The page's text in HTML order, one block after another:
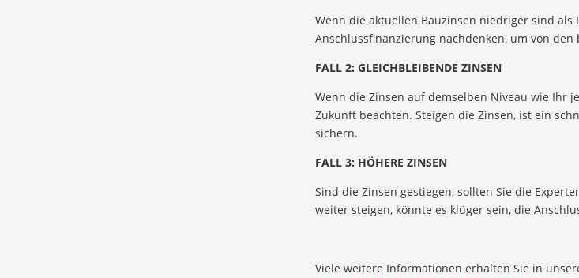
Wenn die aktuellen Bauzinsen niedriger sind als
Anschlussfinanzierung nachdenken, um von
FALL 2: GLEICHBLEIBENDE ZINSEN
Wenn die Zinsen auf demselben Niveau wie Ihr
Zukunft beachten. Steigen die Zinsen, ist ein
sichern.
FALL 3: HÖHERE ZINSEN
Sind die Zinsen gestiegen, sollten Sie die
weiter steigen, könnte es klüger sein, die
Viele weitere Informationen erhalten Sie in